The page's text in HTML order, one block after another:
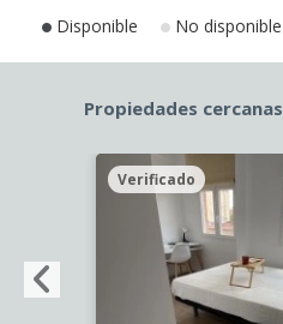
Disponible No disponible
Propiedades cercanas
Verificado